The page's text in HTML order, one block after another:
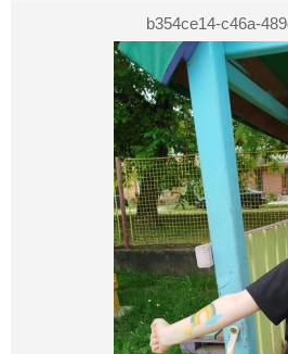
b354ce14-c46a-